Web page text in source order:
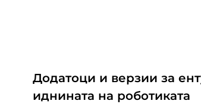
Додатоци и верзии за
иднината на роботиката